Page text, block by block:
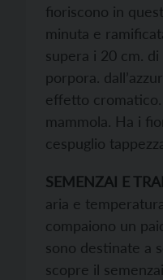
fioriscono in
minuta e
supera i 20 cm.
porpora.
effetto
mammola. Ha i
cespuglio
SEMENZAI E
aria e
compaiono un
sono destinate a
scopre il